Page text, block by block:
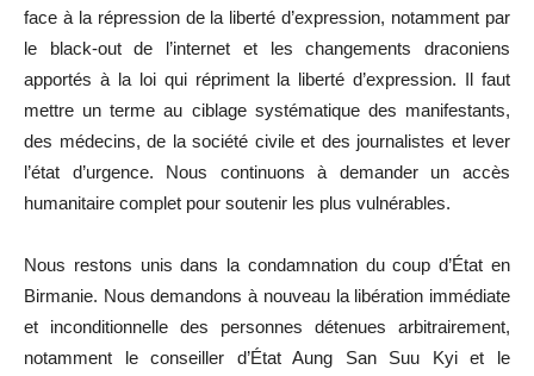
face à la répression de la liberté d’expression, notamment par
le black-out de l’internet et les changements draconiens
apportés à la loi qui répriment la liberté d’expression. Il faut
mettre un terme au ciblage systématique des manifestants,
des médecins, de la société civile et des journalistes et lever
l’état d’urgence. Nous continuons à demander un accès
humanitaire complet pour soutenir les plus vulnérables.
Nous restons unis dans la condamnation du coup d’État en
Birmanie. Nous demandons à nouveau la libération immédiate
et inconditionnelle des personnes détenues arbitrairement,
notamment le conseiller d’État Aung San Suu Kyi et le